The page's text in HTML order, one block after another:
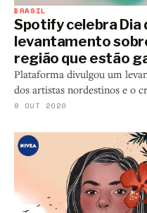
BRASIL
Spotify celebra Dia
levantamento
região que estão
Plataforma divulgou um
dos artistas nordestinos e o
8 OUT 2020